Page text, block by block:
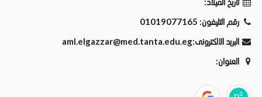
رقم التليفون: 01019077165
البريد الالكترونى:aml.elgazzar@med.tanta.edu.eg
العنوان: